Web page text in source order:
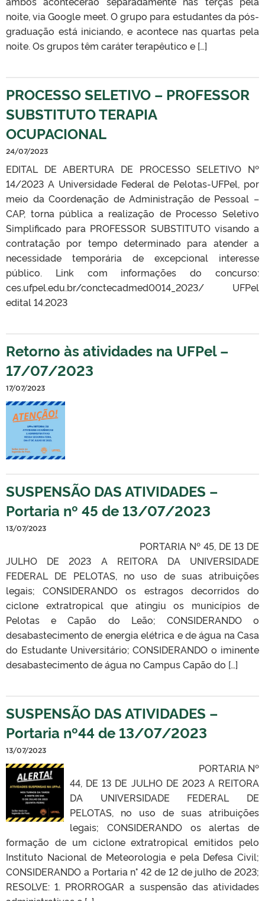
noite, via Google meet. O grupo para estudantes da pós-
graduação está iniciando, e acontece nas quartas pela
noite. Os grupos têm caráter terapêutico e […]
PROCESSO SELETIVO – PROFESSOR
SUBSTITUTO TERAPIA
OCUPACIONAL
24/07/2023
EDITAL DE ABERTURA DE PROCESSO SELETIVO Nº
14/2023 A Universidade Federal de Pelotas-UFPel, por
meio da Coordenação de Administração de Pessoal –
CAP, torna pública a realização de Processo Seletivo
Simplificado para PROFESSOR SUBSTITUTO visando a
contratação por tempo determinado para atender a
necessidade temporária de excepcional interesse
público. Link com informações do concurso:
ces.ufpel.edu.br/conctecadmed0014_2023/ UFPel
edital 14.2023
Retorno às atividades na UFPel –
17/07/2023
17/07/2023
SUSPENSÃO DAS ATIVIDADES –
Portaria nº 45 de 13/07/2023
13/07/2023
PORTARIA Nº 45, DE 13 DE
JULHO DE 2023 A REITORA DA UNIVERSIDADE
FEDERAL DE PELOTAS, no uso de suas atribuições
legais; CONSIDERANDO os estragos decorridos do
ciclone extratropical que atingiu os municípios de
Pelotas e Capão do Leão; CONSIDERANDO o
desabastecimento de energia elétrica e de água na Casa
do Estudante Universitário; CONSIDERANDO o iminente
desabastecimento de água no Campus Capão do […]
SUSPENSÃO DAS ATIVIDADES –
Portaria nº44 de 13/07/2023
13/07/2023
PORTARIA Nº
44, DE 13 DE JULHO DE 2023 A REITORA
DA UNIVERSIDADE FEDERAL DE
PELOTAS, no uso de suas atribuições
legais; CONSIDERANDO os alertas de
formação de um ciclone extratropical emitidos pelo
Instituto Nacional de Meteorologia e pela Defesa Civil;
CONSIDERANDO a Portaria n° 42 de 12 de julho de 2023;
RESOLVE: 1. PRORROGAR a suspensão das atividades